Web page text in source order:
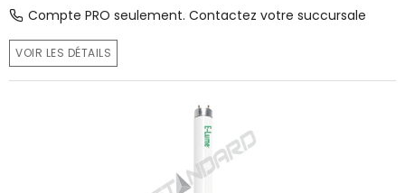
Compte PRO seulement. Contactez votre succursale
VOIR LES DÉTAILS